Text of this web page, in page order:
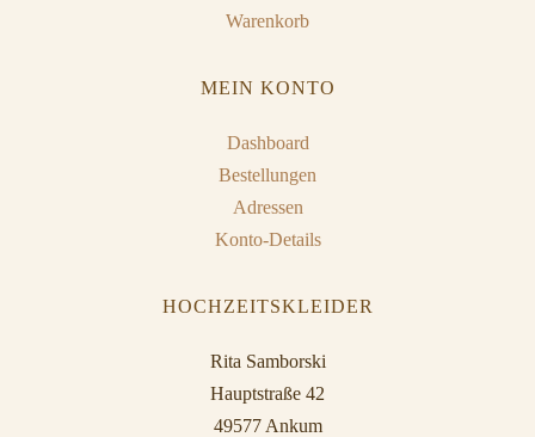
Warenkorb
MEIN KONTO
Dashboard
Bestellungen
Adressen
Konto-Details
HOCHZEITSKLEIDER
Rita Samborski
Hauptstraße 42
49577 Ankum